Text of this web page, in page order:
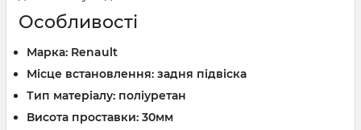
Особливості
Марка: Renault
Місце встановлення: задня підвіска
Тип матеріалу: поліуретан
Висота проставки: 30мм